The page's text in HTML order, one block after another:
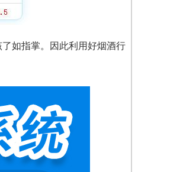
如指掌。因此利用好烟酒行